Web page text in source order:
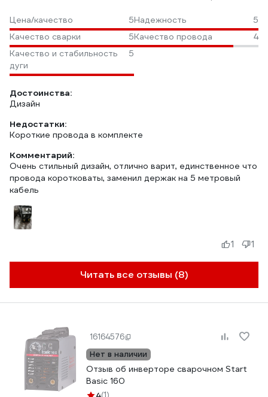
Цена/качество 5Надежность
5
Качество сварки
5Качество провода
4
Качество и стабильность
дуги
5
Достоинства:
Дизайн
Недостатки:
Короткие провода в комплекте
Комментарий:
Очень стильный дизайн, отлично варит, единственное что
провода коротковаты, заменил держак на 5 метровый
кабель
Читать все отзывы (8)
1 1
16164576
Нет в наличии
Отзыв об инверторе сварочном Start
Basic 160
(1)